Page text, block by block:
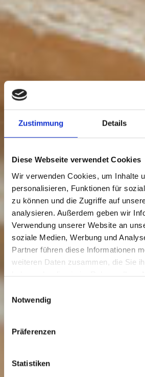
Zustimmung Details
Diese Webseite verwendet Cookies
Wir verwenden Cookies, um Inhalte
personalisieren, Funktionen für
zu können und die Zugriffe auf
analysieren. Außerdem geben wir
Verwendung unserer Website an
soziale Medien, Werbung und
Partner führen diese Informationen
weiteren Daten zusammen, die Sie
Notwendig
Präferenzen
Statistiken